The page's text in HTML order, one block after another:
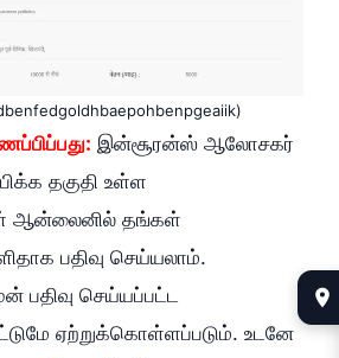
இன்சூரன்ஸ் ஆலோசகர்
தகுதி உள்ள
ஆன்லைனில் தங்கள்
பதிவு செய்யலாம்.
பதிவு செய்யப்பட்ட
ஏற்றுக்கொள்ளப்படும். உடனே